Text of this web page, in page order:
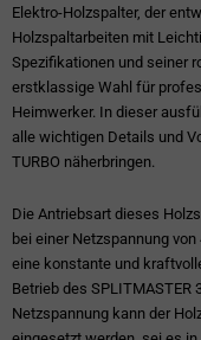
Elektro-Holzspalter, der
Holzspaltarbeiten mit
Spezifikationen und seiner
erstklassige Wahl für
Heimwerker. In dieser
alle wichtigen Details und
TURBO näherbringen.
Die Antriebsart dieses
bei einer Netzspannung
eine konstante und
Betrieb des SPLITMASTER
Netzspannung kann der